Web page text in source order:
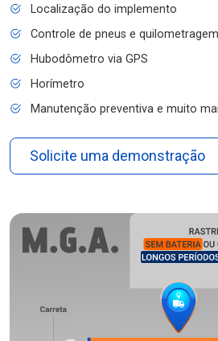
Localização do implemento
Controle de pneus e
Hubodômetro via GPS
Horímetro
Manutenção preventiva e muito
Solicite uma demonstração